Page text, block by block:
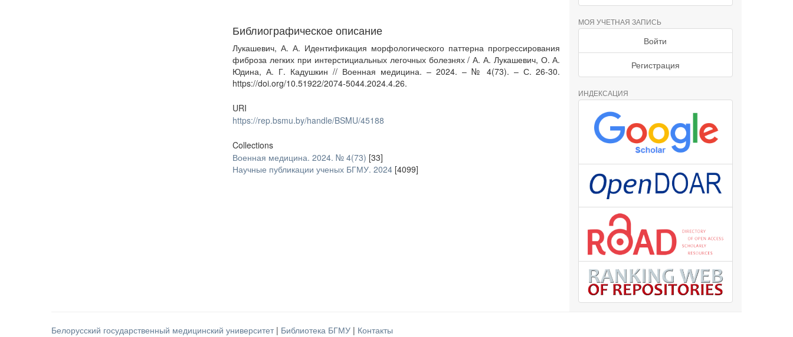
Библиографическое описание
Лукашевич, А. А. Идентификация морфологического паттерна прогрессирования
фиброза легких при интерстициальных легочных болезнях / А. А. Лукашевич, О. А.
Юдина, А. Г. Кадушкин // Военная медицина. – 2024. – № 4(73). – С. 26-30.
https://doi.org/10.51922/2074-5044.2024.4.26.
URI
https://rep.bsmu.by/handle/BSMU/45188
Collections
Военная медицина. 2024. № 4(73) [33]
Научные публикации ученых БГМУ. 2024 [4099]
МОЯ УЧЕТНАЯ ЗАПИСЬ
Войти
Регистрация
ИНДЕКСАЦИЯ
Белорусский государственный медицинский университет | Библиотека БГМУ | Контакты